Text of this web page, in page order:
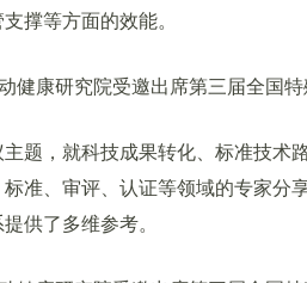
撑等方面的效能。
，就科技成果转化、标准技术
准、审评、认证等领域的专家分
供了多维参考。